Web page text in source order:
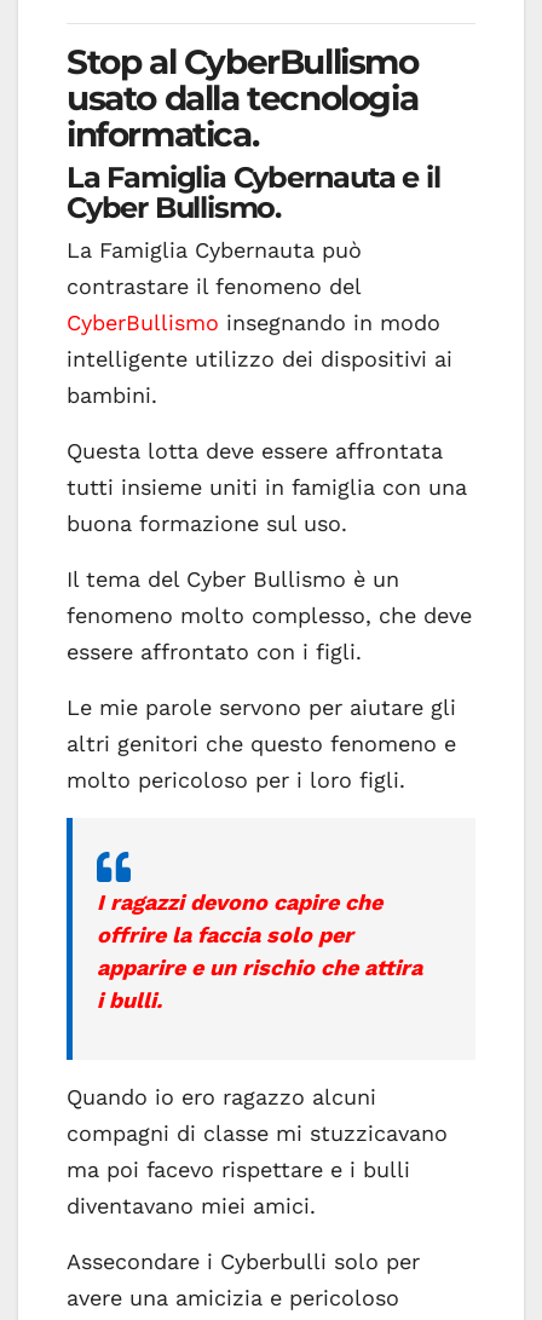
Stop al CyberBullismo
usato dalla tecnologia
informatica.
La Famiglia Cybernauta e il
Cyber Bullismo.
La Famiglia Cybernauta può
contrastare il fenomeno del
CyberBullismo insegnando in modo
intelligente utilizzo dei dispositivi ai
bambini.
Questa lotta deve essere affrontata
tutti insieme uniti in famiglia con una
buona formazione sul uso.
Il tema del Cyber Bullismo è un
fenomeno molto complesso, che deve
essere affrontato con i figli.
Le mie parole servono per aiutare gli
altri genitori che questo fenomeno e
molto pericoloso per i loro figli.
I ragazzi devono capire che
offrire la faccia solo per
apparire e un rischio che attira
i bulli.
Quando io ero ragazzo alcuni
compagni di classe mi stuzzicavano
ma poi facevo rispettare e i bulli
diventavano miei amici.
Assecondare i Cyberbulli solo per
avere una amicizia e pericoloso